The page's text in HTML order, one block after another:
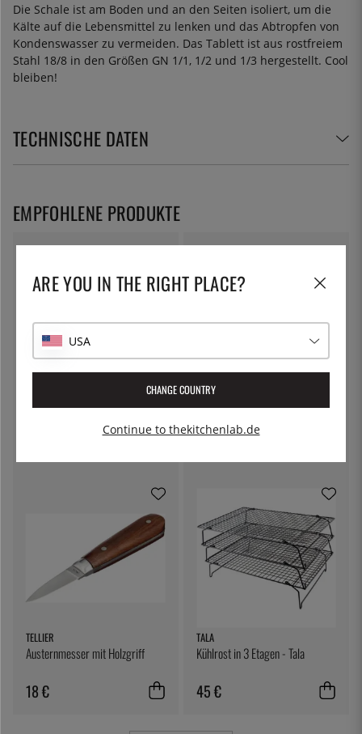
Die Schale ist am Boden und an den Seiten isoliert, um die
Kälte auf die Lebensmittel zu lenken und das Abtropfen von
Kondenswasser zu vermeiden. Das Tablett ist aus rostfreiem
Stahl 18/8 in den Größen GN 1/1, 1/2 und 1/3 hergestellt. Cool
bleiben!
TECHNISCHE DATEN
Kühlschale GN 1/1
100% CHEF
Runde Aluminiumdosen, 100
Stück - 100% Chef
TELLIER
Austernmesser mit Holzgriff
18 €
TALA
Kühlrost in 3 Etagen - Tala
45 €
EMPFOHLENE PRODUKTE
ARE YOU IN THE RIGHT PLACE?
USA
CHANGE COUNTRY
Continue to thekitchenlab.de